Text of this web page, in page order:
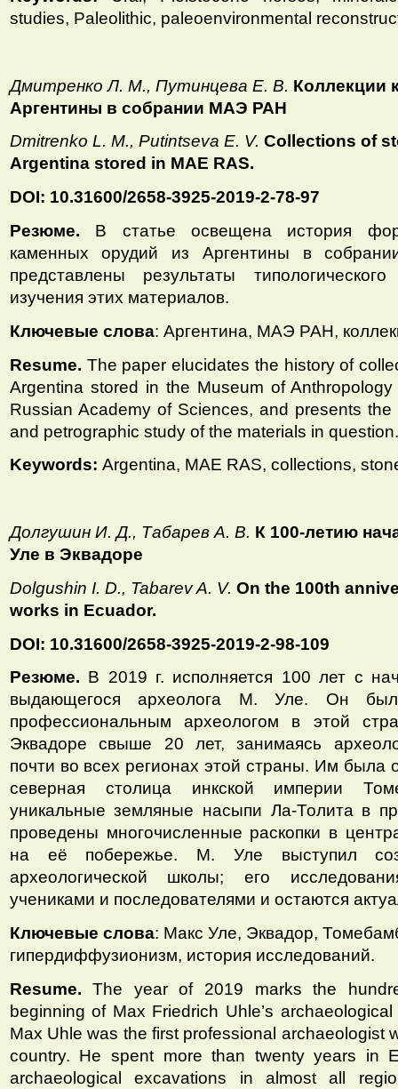
studies, Paleolithic, paleoenvironmental
Дмитренко Л. М., Путинцева Е. В. Коллекции
Аргентины в собрании МАЭ РАН
Dmitrenko L. M., Putintseva E. V. Collections of
Argentina stored in MAE RAS.
DOI: 10.31600/2658-3925-2019-2-78-97
Резюме. В статье освещена история
каменных орудий из Аргентины в
представлены результаты
изучения этих материалов.
Ключевые слова: Аргентина, МАЭ РАН,
Resume. The paper elucidates the history of
Argentina stored in the Museum of
Russian Academy of Sciences, and presents
and petrographic study of the materials in question.
Keywords: Argentina, MAE RAS, collections,
Долгушин И. Д., Табарев А. В. К 100-летию
Уле в Эквадоре
Dolgushin I. D., Tabarev A. V. On the 100th
works in Ecuador.
DOI: 10.31600/2658-3925-2019-2-98-109
Резюме. В 2019 г. исполняется 100 лет с
выдающегося археолога М. Уле. Он был
профессиональным археологом в этой
Эквадоре свыше 20 лет, занимаясь
почти во всех регионах этой страны. Им была
северная столица инкской империи
уникальные земляные насыпи Ла-Толита в
проведены многочисленные раскопки в
на её побережье. М. Уле выступил
археологической школы; его
учениками и последователями и остаются
Ключевые слова: Макс Уле, Эквадор,
гипердиффузионизм, история исследований.
Resume.The year of 2019 marks the
beginning of Max Friedrich Uhle’s
Max Uhle was the first professional archaeologist
country. He spent more than twenty years in
archaeological excavations in almost all